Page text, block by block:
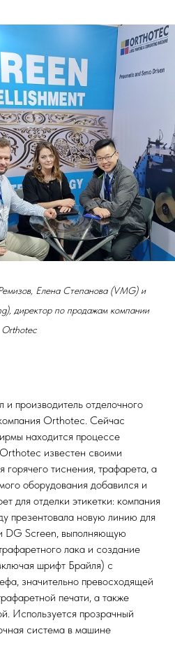
Елена Степанова (VMG) и
директор по продажам компании
Orthotec
и производитель отделочного
Orthotec. Сейчас
находится процессе
известен своими
тиснения, трафарета, а
оборудования добавился и
для отделки этикетки: компания
презентовала новую линию для
DG Screen, выполняющую
лака и создание
шрифт Брайля) с
значительно превосходящей
печати, а также
Используется прозрачный
система в машине